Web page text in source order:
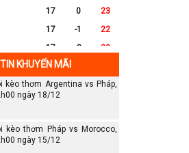
17 0
23
17 -1
22
17 -8
20
17
17 -8
16
17
KHUYẾN MÃI
kèo thơm Argentina vs Pháp,
ngày 18/12
kèo thơm Pháp vs Morocco,
ngày 15/12